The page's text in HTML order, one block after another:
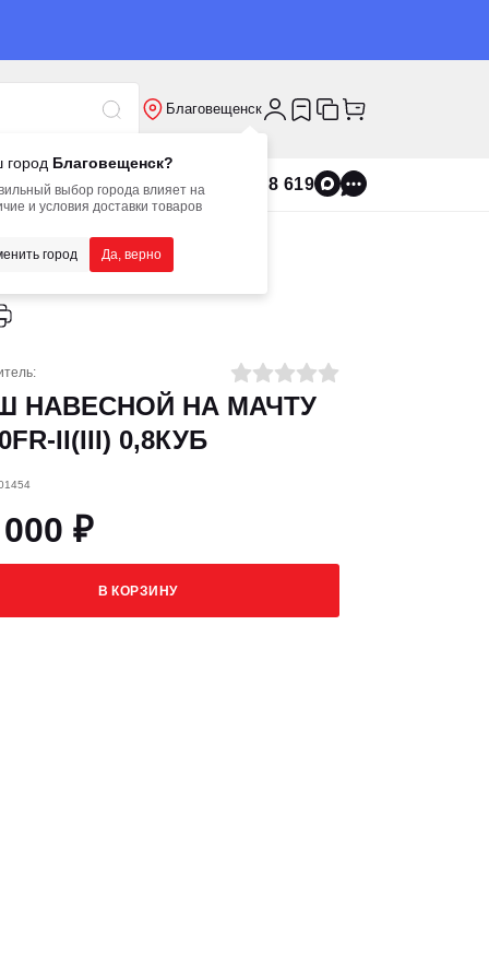
Благовещенск
город Благовещенск?
выбор города влияет на
и условия доставки товаров
город Да, верно
8 800 555 8 619
НАВЕСНОЙ НА МАЧТУ
II(III) 0,8КУБ
₽
В КОРЗИНУ